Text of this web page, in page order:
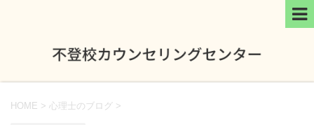
HOME > 心理士のブログ >